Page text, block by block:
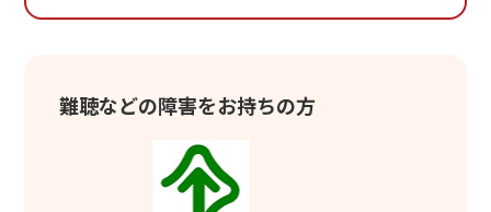
難聴などの障害をお持ちの方